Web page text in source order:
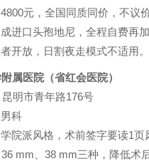
元，全国同质同价，不议
进口头孢地尼，全程自费再
开放，日割夜走模式不适用。
属医院（省红会医院）
明市青年路176号
科
院派风格，术前签字要读1页
mm、38 mm三种，降低术